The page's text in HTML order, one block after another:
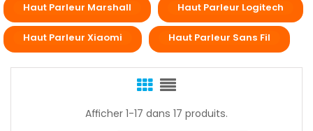
Haut Parleur Marshall Haut Parleur Logitech
Haut Parleur Xiaomi Haut Parleur Sans Fil
Afficher 1-17 dans 17 produits.